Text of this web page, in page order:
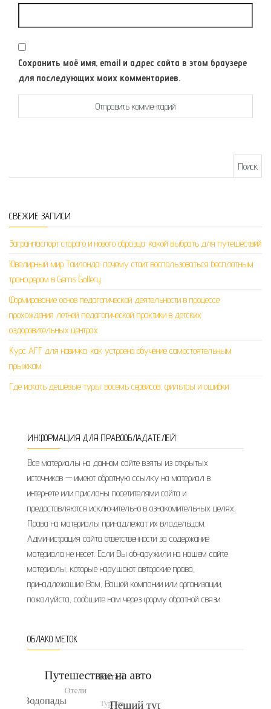
Сохранить моё имя, email и адрес сайта в этом браузере
для последующих моих комментариев.
СВЕЖИЕ ЗАПИСИ
Загранпаспорт старого и нового образца: какой выбрать для путешествий
Ювелирный мир Таиланда: почему стоит воспользоваться бесплатным
трансфером в Gems Gallery
Формирование основ педагогической деятельности в процессе
прохождения летней педагогической практики в детских
оздоровительных центрах
Курс AFF для новичка: как устроено обучение самостоятельным
прыжкам
Где искать дешёвые туры: восемь сервисов, фильтры и ошибки
ИНФОРМАЦИЯ ДЛЯ ПРАВООБЛАДАТЕЛЕЙ
Все материалы на данном сайте взяты из открытых
источников — имеют обратную ссылку на материал в
интернете или присланы посетителями сайта и
предоставляются исключительно в ознакомительных целях.
Права на материалы принадлежат их владельцам.
Администрация сайта ответственности за содержание
материала не несет. Если Вы обнаружили на нашем сайте
материалы, которые нарушают авторские права,
принадлежащие Вам, Вашей компании или организации,
пожалуйста, сообщите нам через форму обратной связи.
ОБЛАКО МЕТОК